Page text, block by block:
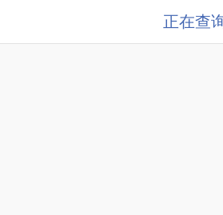
正在查